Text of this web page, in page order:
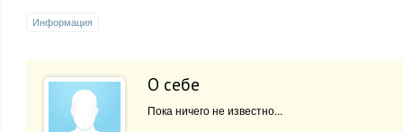
Информация
О себе
Пока ничего не известно...